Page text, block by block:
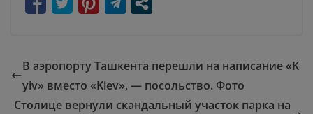
В аэропорту Ташкента перешли на написание «K
yiv» вместо «Kiev», — посольство. Фото
Столице вернули скандальный участок парка на